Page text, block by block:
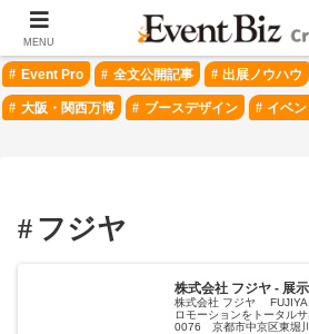
＃ 注目のトピック
Event Pro 全文公開記事 出展ノウハウ
大阪・関西万博 ブースデザイン イベ
フジヤ
株式会社 フジヤ - 展
株式会社 フジヤ FUJIYA
ロモーションをトータル
0076 京都市中京区東堀
MENU